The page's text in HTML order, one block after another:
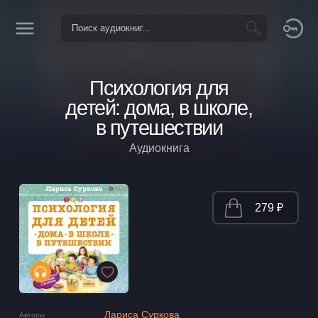
Психология для
детей: дома, в школе,
в путешествии
Аудиокнига
Авторы Лариса Суркова
279 ₽